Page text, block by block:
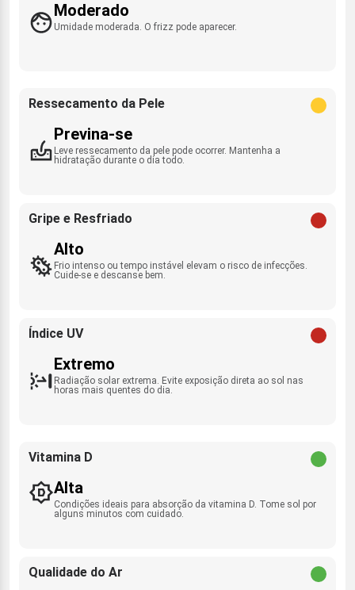
Moderado
Umidade moderada. O frizz pode aparecer.
Ressecamento da Pele
Previna-se
Leve ressecamento da pele pode ocorrer. Mantenha a
hidratação durante o dia todo.
Gripe e Resfriado
Alto
Frio intenso ou tempo instável elevam o risco de infecções.
Cuide-se e descanse bem.
Índice UV
Extremo
Radiação solar extrema. Evite exposição direta ao sol nas
horas mais quentes do dia.
Vitamina D
Alta
Condições ideais para absorção da vitamina D. Tome sol por
alguns minutos com cuidado.
Qualidade do Ar